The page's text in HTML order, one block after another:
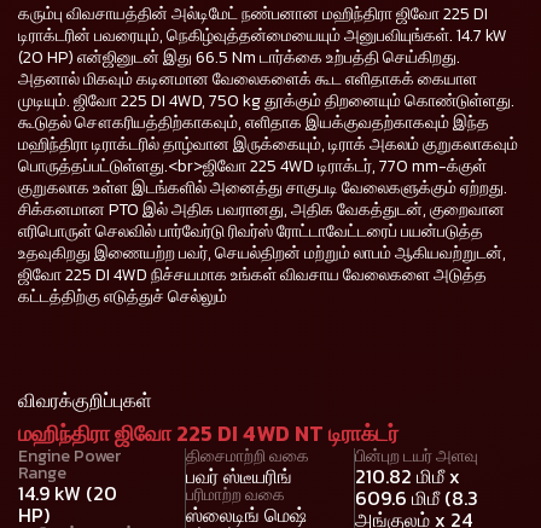
கரும்பு விவசாயத்தின் அல்டிமேட் நண்பனான மஹிந்திரா ஜிவோ 225 DI
டிராக்டரின் பவரையும், நெகிழ்வுத்தன்மையையும் அனுபவியுங்கள். 14.7 kW
(20 HP) என்ஜினுடன் இது 66.5 Nm டார்க்கை உற்பத்தி செய்கிறது.
அதனால் மிகவும் கடினமான வேலைகளைக் கூட எளிதாகக் கையாள
முடியும். ஜிவோ 225 DI 4WD, 750 kg தூக்கும் திறனையும் கொண்டுள்ளது.
கூடுதல் சௌகரியத்திற்காகவும், எளிதாக இயக்குவதற்காகவும் இந்த
மஹிந்திரா டிராக்டரில் தாழ்வான இருக்கையும், டிராக் அகலம் குறுகலாகவும்
பொருத்தப்பட்டுள்ளது.<br>ஜிவோ 225 4WD டிராக்டர், 770 mm-க்குள்
குறுகலாக உள்ள இடங்களில் அனைத்து சாகுபடி வேலைகளுக்கும் ஏற்றது.
சிக்கனமான PTO இல் அதிக பவரானது, அதிக வேகத்துடன், குறைவான
எரிபொருள் செலவில் பார்வேர்டு ரிவர்ஸ் ரோட்டாவேட்டரைப் பயன்படுத்த
உதவுகிறது இணையற்ற பவர், செயல்திறன் மற்றும் லாபம் ஆகியவற்றுடன்,
ஜிவோ 225 DI 4WD நிச்சயமாக உங்கள் விவசாய வேலைகளை அடுத்த
கட்டத்திற்கு எடுத்துச் செல்லும்
விவரக்குறிப்புகள்
மஹிந்திரா ஜிவோ 225 DI 4WD NT டிராக்டர்
Engine Power
Range
14.9 kW (20
HP)
திசைமாற்றி வகை
பவர் ஸ்டீயரிங்
பரிமாற்ற வகை
ஸ்லைடிங் மெஷ்
பின்புற டயர் அளவு
210.82 மிமீ x
609.6 மிமீ (8.3
அங்குலம் x 24